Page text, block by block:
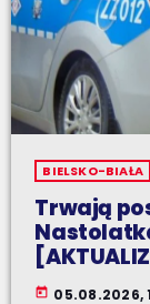
BIELSKO-BIAŁA
Trwają
today 05.08.2026,